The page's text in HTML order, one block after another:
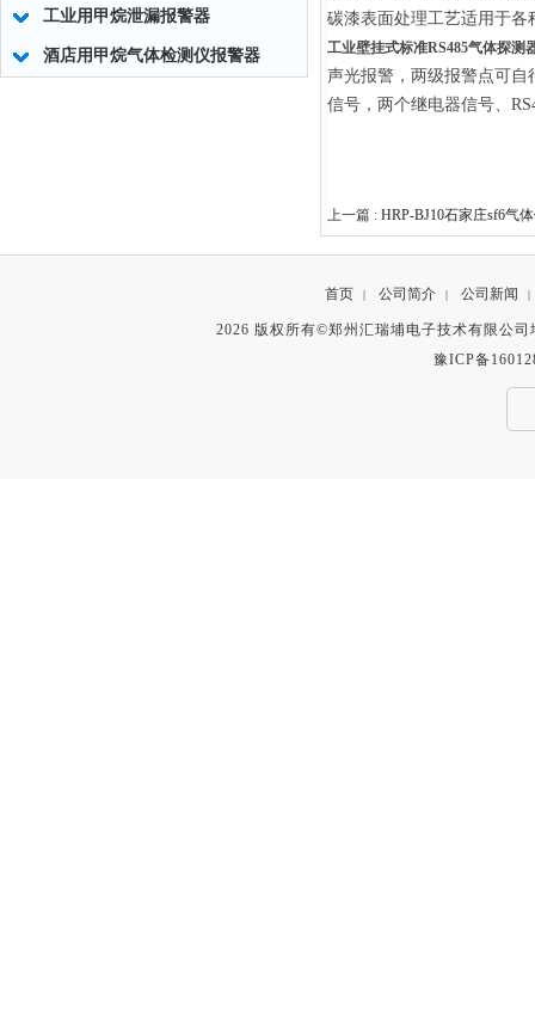
工业用甲烷泄漏报警器
酒店用甲烷气体检测仪报警器
碳漆表面处理工艺适用于
工业壁挂式标准RS485气体探测
声光报警，两级报警点可
信号，两个继电器信号、
上一篇 : HRP-BJ10石家庄sf6气
首页 | 公司简介 | 公司新闻 |
2026 版权所有©郑州汇瑞埔电子技术有限公
豫ICP备